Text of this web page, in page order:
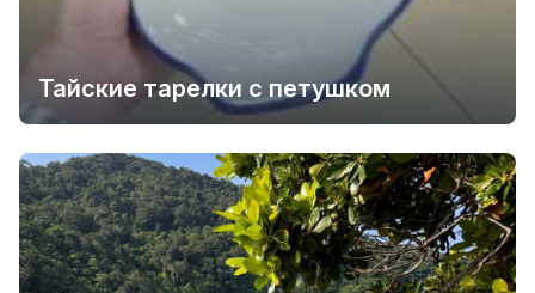
Тайские тарелки с петушком